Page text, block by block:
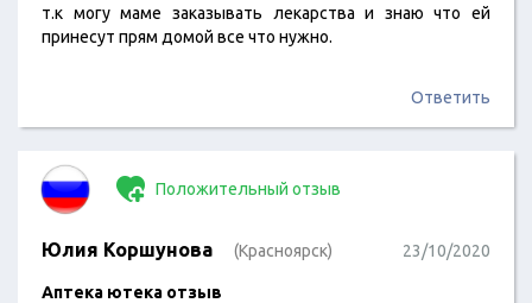
т.к могу маме заказывать лекарства и знаю что ей
принесут прям домой все что нужно.
Ответить
Положительный отзыв
Юлия Коршунова (Красноярск) 23/10/2020
Аптека ютека отзыв